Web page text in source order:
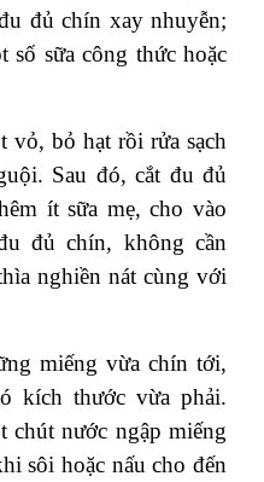
đủ chín xay nhuyễn;
số sữa công thức hoặc
bỏ hạt rồi rửa sạch
Sau đó, cắt đu đủ
ít sữa mẹ, cho vào
đủ chín, không cần
nghiền nát cùng với
miếng vừa chín tới,
kích thước vừa phải.
chút nước ngập miếng
sôi hoặc nấu cho đến